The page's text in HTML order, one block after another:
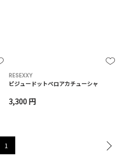
RESEXXY
ビジュードットベロアカチューシャ
3,300 円
1